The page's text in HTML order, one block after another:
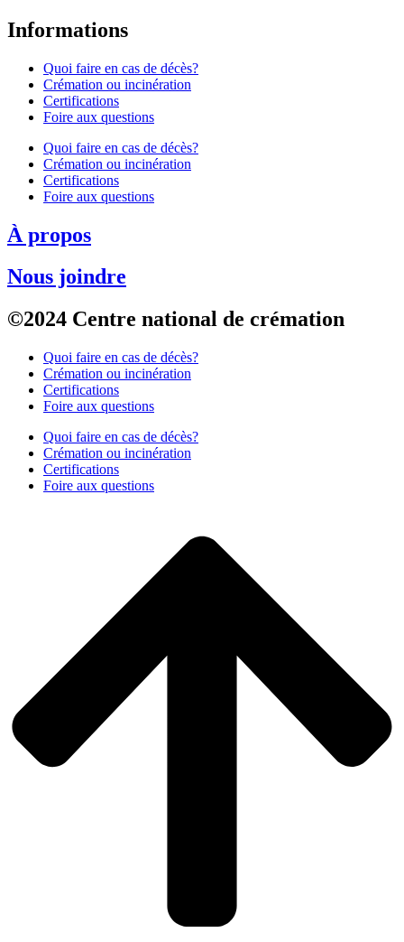
Informations
Quoi faire en cas de décès?
Crémation ou incinération
Certifications
Foire aux questions
Quoi faire en cas de décès?
Crémation ou incinération
Certifications
Foire aux questions
À propos
Nous joindre
©2024 Centre national de crémation
Quoi faire en cas de décès?
Crémation ou incinération
Certifications
Foire aux questions
Quoi faire en cas de décès?
Crémation ou incinération
Certifications
Foire aux questions